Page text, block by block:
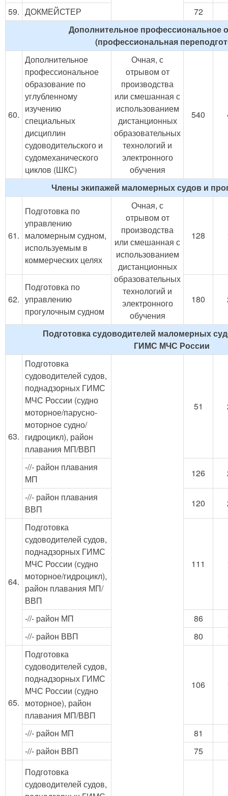
59. ДОКМЕЙСТЕР 72
Дополнительное профессиональное
(профессиональная
60.
Дополнительное
профессиональное
образование по
углубленному
изучению
специальных
дисциплин
судоводительского и
судомеханического
циклов (ШКС)
Очная, с
отрывом от
производства
или смешанная с
использованием
дистанционных
образовательных
технологий и
электронного
обучения
540
Члены экипажей маломерных судов и
61.
Подготовка по
управлению
маломерным судном,
используемым в
коммерческих целях
Очная, с
отрывом от
производства
или смешанная с
использованием
дистанционных
образовательных
технологий и
электронного
обучения
128
62.
Подготовка по
управлению
прогулочным судном
180
Подготовка судоводителей маломерных
ГИМС МЧС России
63.
Подготовка
судоводителей судов,
поднадзорных ГИМС
МЧС России (судно
моторное/парусно-
моторное судно/
гидроцикл), район
плавания МП/ВВП
51
-//- район плавания
МП
126
-//- район плавания
ВВП
120
64.
Подготовка
судоводителей судов,
поднадзорных ГИМС
МЧС России (судно
моторное/гидроцикл),
район плавания МП/
ВВП
111
-//- район МП 86
-//- район ВВП
80
65.
Подготовка
судоводителей судов,
поднадзорных ГИМС
МЧС России (судно
моторное), район
плавания МП/ВВП
106
-//- район МП 81
-//- район ВВП
75
Подготовка
судоводителей судов,